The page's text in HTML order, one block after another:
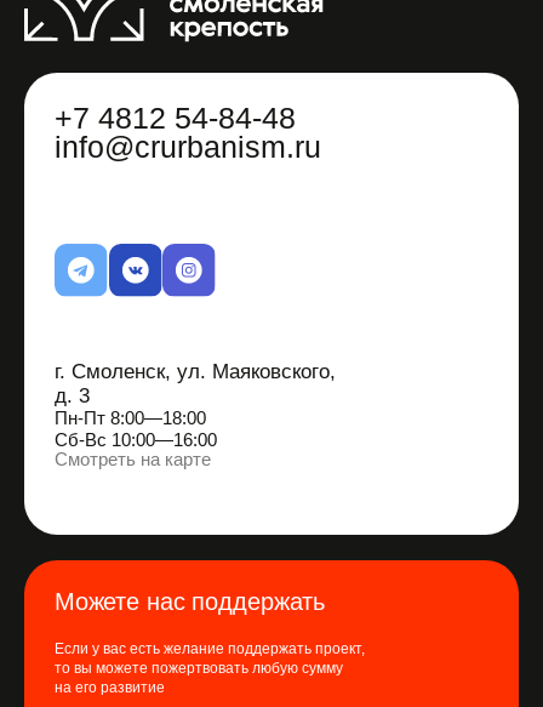
© 2025 НКО «ЦРУ»
Политика обработки персональных данных
Договор оферты
Разработка сайта Валерий Ба́ран
Доставка и оплата
Обмен и возврат
Реквизиты
О проекте
Контакты
Готовые маршруты
Панорама
Энциклопедия
Детям
Поддержать проект